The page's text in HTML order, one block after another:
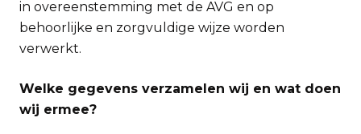
in overeenstemming met de AVG en op
behoorlijke en zorgvuldige wijze worden
verwerkt.
Welke gegevens verzamelen wij en wat doen
wij ermee?